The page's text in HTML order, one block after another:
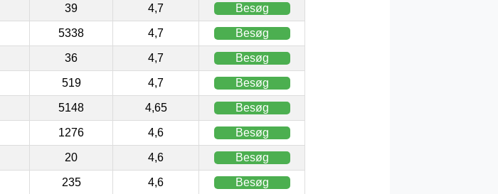
39 4,7 Besøg
5338 4,7 Besøg
36 4,7 Besøg
519 4,7 Besøg
5148 4,65 Besøg
1276 4,6 Besøg
20 4,6 Besøg
235 4,6 Besøg